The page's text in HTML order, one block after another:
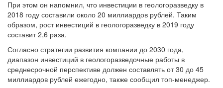
При этом он напомнил, что инвестиции в геологоразведку в
2018 году составили около 20 миллиардов рублей. Таким
образом, рост инвестиций в геологоразведку в 2019 году
составит 2,6 раза.
Согласно стратегии развития компании до 2030 года,
диапазон инвестиций в геологоразведочные работы в
среднесрочной перспективе должен составлять от 30 до 45
миллиардов рублей ежегодно, также сообщил топ-менеджер.